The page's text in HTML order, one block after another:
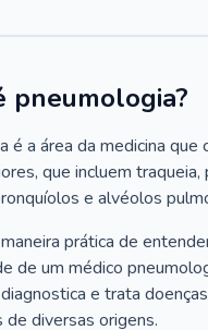
pneumologia?
é a área da medicina que
que incluem traqueia,
e alvéolos
prática de
de um médico
e trata
de diversas origens.